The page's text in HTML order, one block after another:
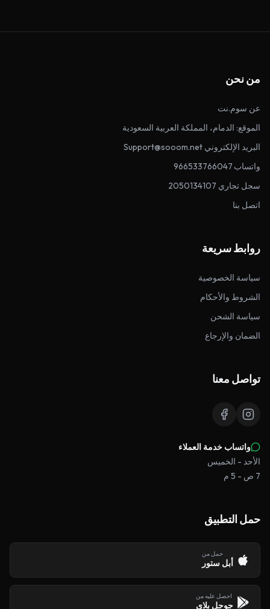
من نحن
عن سوم.نت
الموقع: الدمام، المملكة العربية السعودية
البريد الإلكتروني Support@sooom.net
واتساب 966533766047
سجل تجاري 2050134107
اتصل بنا
روابط سريعة
سياسة الخصوصية
الشروط والأحكام
سياسة الشحن
الضمان والإرجاع
تواصل معنا
واتساب خدمة العملاء
الأحد - الخميس
7 ص - 5 م
حمل التطبيق
حمل من
أبل ستور
احصل عليه من
جوجل بلاي